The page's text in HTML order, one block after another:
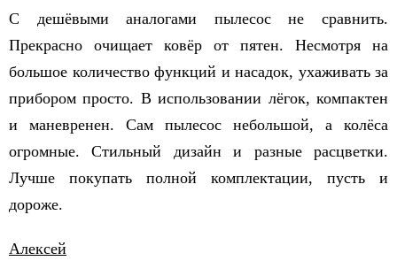
С дешёвыми аналогами пылесос не сравнить.
Прекрасно очищает ковёр от пятен. Несмотря на
большое количество функций и насадок, ухаживать за
прибором просто. В использовании лёгок, компактен
и маневренен. Сам пылесос небольшой, а колёса
огромные. Стильный дизайн и разные расцветки.
Лучше покупать полной комплектации, пусть и
дороже.
Алексей